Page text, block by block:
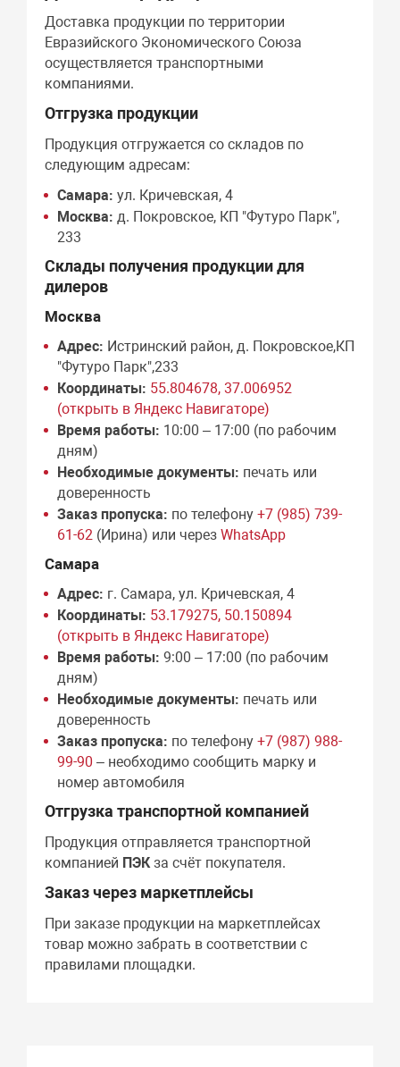
Доставка продукции по территории
Евразийского Экономического Союза
осуществляется транспортными
компаниями.
Отгрузка продукции
Продукция отгружается со складов по
следующим адресам:
Самара: ул. Кричевская, 4
Москва: д. Покровское, КП "Футуро Парк",
233
Склады получения продукции для
дилеров
Москва
Адрес: Истринский район, д. Покровское,КП
"Футуро Парк",233
Координаты: 55.804678, 37.006952
(открыть в Яндекс Навигаторе)
Время работы: 10:00 – 17:00 (по рабочим
дням)
Необходимые документы: печать или
доверенность
Заказ пропуска: по телефону+7 (985) 739-
61-62 (Ирина) или черезWhatsApp
Самара
Адрес: г. Самара, ул. Кричевская, 4
Координаты: 53.179275, 50.150894
(открыть в Яндекс Навигаторе)
Время работы: 9:00 – 17:00 (по рабочим
дням)
Необходимые документы: печать или
доверенность
Заказ пропуска: по телефону+7 (987) 988-
99-90 – необходимо сообщить марку и
номер автомобиля
Отгрузка транспортной компанией
Продукция отправляется транспортной
компанией ПЭКза счёт покупателя.
Заказ через маркетплейсы
При заказе продукции на маркетплейсах
товар можно забрать в соответствии с
правилами площадки.